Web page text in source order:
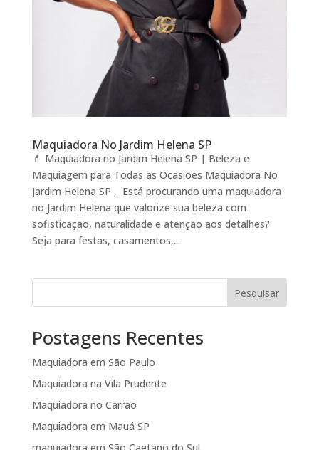
Maquiadora No Jardim Helena SP
💄 Maquiadora no Jardim Helena SP | Beleza e
Maquiagem para Todas as Ocasiões Maquiadora No
Jardim Helena SP , Está procurando uma maquiadora
no Jardim Helena que valorize sua beleza com
sofisticação, naturalidade e atenção aos detalhes?
Seja para festas, casamentos,...
Pesquisar
Postagens Recentes
Maquiadora em São Paulo
Maquiadora na Vila Prudente
Maquiadora no Carrão
Maquiadora em Mauá SP